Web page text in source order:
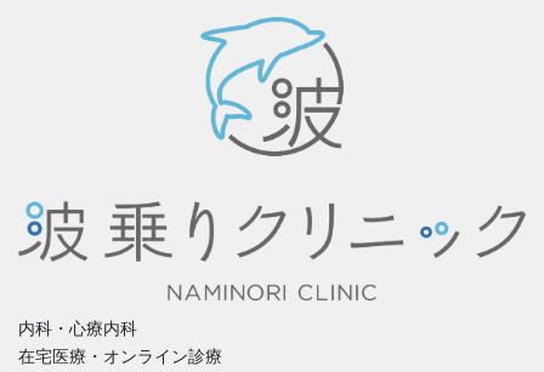
内科・心療内科
在宅医療・オンライン診療